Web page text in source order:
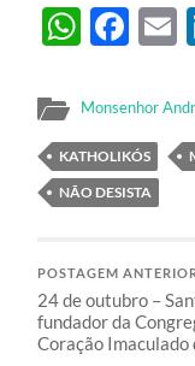
Monsenhor
KATHOLIKÓS
NÃO DESISTA
POSTAGEM
24 de outubro –
fundador da
Coração